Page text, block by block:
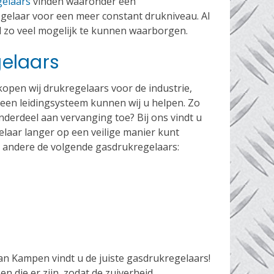
voor een meer constant drukniveau. Al
veel mogelijk te kunnen waarborgen.
wij drukregelaars voor de industrie,
leidingsysteem kunnen wij u helpen. Zo
aan vervanging toe? Bij ons vindt u
langer op een veilige manier kunt
de volgende gasdrukregelaars:
Kampen vindt u de juiste gasdrukregelaars!